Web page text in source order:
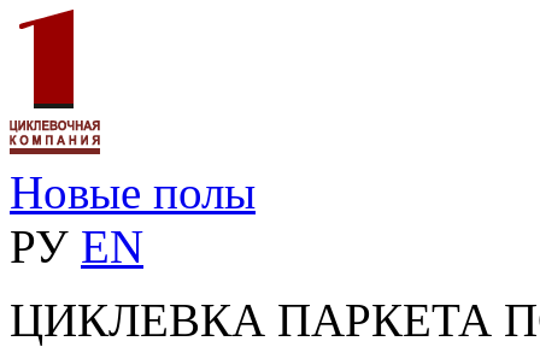
Новые полы
РУ EN
ЦИКЛЕВКА ПАРКЕТА